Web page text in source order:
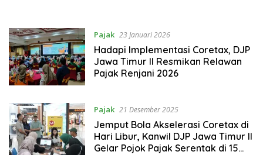
Pajak 23 Januari 2026
Hadapi Implementasi Coretax, DJP
Jawa Timur II Resmikan Relawan
Pajak Renjani 2026
Pajak 21 Desember 2025
Jemput Bola Akselerasi Coretax di
Hari Libur, Kanwil DJP Jawa Timur II
Gelar Pojok Pajak Serentak di 15